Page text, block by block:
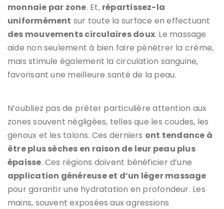
monnaie par zone. Et, répartissez-la
uniformément sur toute la surface en effectuant
des mouvements circulaires doux. Le massage
aide non seulement à bien faire pénétrer la crème,
mais stimule également la circulation sanguine,
favorisant une meilleure santé de la peau.
N’oubliez pas de prêter particulière attention aux
zones souvent négligées, telles que les coudes, les
genoux et les talons. Ces derniers ont tendance à
être plus sèches en raison de leur peau plus
épaisse. Ces régions doivent bénéficier d’une
application généreuse et d’un léger massage
pour garantir une hydratation en profondeur. Les
mains, souvent exposées aux agressions